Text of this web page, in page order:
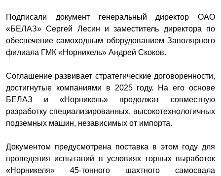
Подписали документ генеральный директор ОАО
«БЕЛАЗ» Сергей Лесин и заместитель директора по
обеспечение самоходным оборудованием Заполярного
филиала ГМК «Норникель» Андрей Скоков.
Соглашение развивает стратегические договоренности,
достигнутые компаниями в 2025 году. На его основе
БЕЛАЗ и «Норникель» продолжат совместную
разработку специализированных, высокотехнологичных
подземных машин, независимых от импорта.
Документом предусмотрена поставка в этом году для
проведения испытаний в условиях горных выработок
«Норникеля» 45-тонного шахтного самосвала